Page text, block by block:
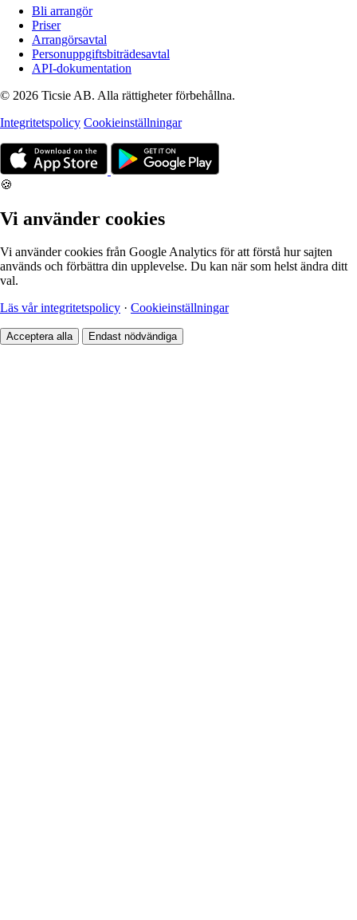
Bli arrangör
Priser
Arrangörsavtal
Personuppgiftsbiträdesavtal
API-dokumentation
© 2026 Ticsie AB. Alla rättigheter förbehållna.
Integritetspolicy Cookieinställningar
🍪
Vi använder cookies
Vi använder cookies från Google Analytics för att förstå hur sajten
används och förbättra din upplevelse. Du kan när som helst ändra ditt
val.
Läs vår integritetspolicy · Cookieinställningar
Acceptera alla Endast nödvändiga